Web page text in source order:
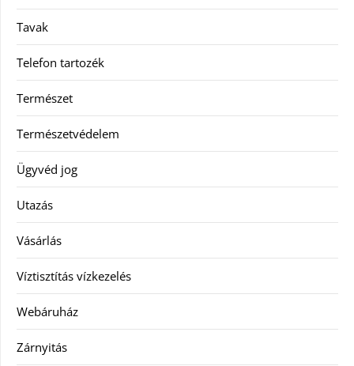
Tavak
Telefon tartozék
Természet
Természetvédelem
Ügyvéd jog
Utazás
Vásárlás
Víztisztítás vízkezelés
Webáruház
Zárnyitás